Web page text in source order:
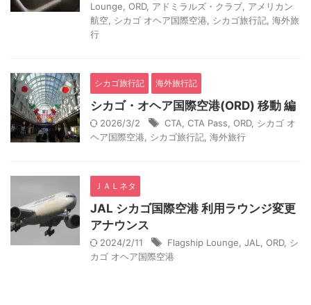
Lounge ORD, アドミラルズ・クラブ アメリカン
航空 シカゴ オヘア国際空港 シカゴ旅行記 海外旅
行
シカゴ旅行記 海外旅行記
シカゴ・オヘア国際空港(ORD) 移動 編
2026/3/2 CTA CTA Pass ORD, シカゴ オ
ヘア国際空港
シカゴ旅行記 海外旅行
ＪＡＬネタ
JAL シカゴ国際空港 利用ラウンジ変更
アナウンス
2024/2/11 Flagship Lounge JAL ORD, シ
カゴ オヘア国際空港